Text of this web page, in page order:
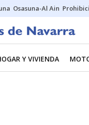
Osasuna-Al Ain
Y VIVIENDA